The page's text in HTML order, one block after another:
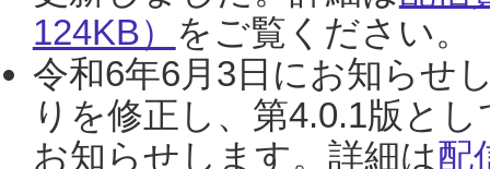
124KB） をご覧ください。
令和6年6月3日にお知らせ
りを修正し、第4.0.1版と
お知らせします。詳細は配